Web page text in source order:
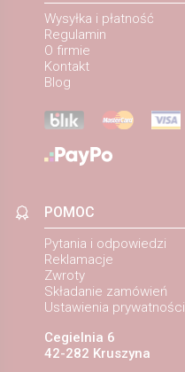
Wysyłka i płatność
Regulamin
O firmie
Kontakt
Blog
POMOC
Pytania i odpowiedzi
Reklamacje
Zwroty
Składanie zamówień
Ustawienia prywatności
Cegielnia 6
42-282 Kruszyna